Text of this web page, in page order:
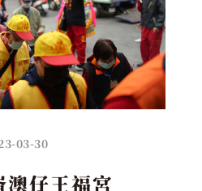
03-30
澳仔王福宮